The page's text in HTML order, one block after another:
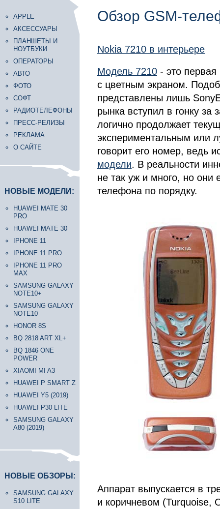
APPLE
АКСЕССУАРЫ
ПЛАНШЕТЫ И
НОУТБУКИ
ОПЕРАТОРЫ
АВТО
ФОТО
СОФТ
РАДИОТЕЛЕФОНЫ
ПРЕСС-РЕЛИЗЫ
РЕКЛАМА
О САЙТЕ
НОВЫЕ МОДЕЛИ:
HUAWEI MATE 30
PRO
HUAWEI MATE 30
IPHONE 11
IPHONE 11 PRO
IPHONE 11 PRO
MAX
SAMSUNG GALAXY
NOTE10+
SAMSUNG GALAXY
NOTE10
HONOR 8S
BQ 2818 ART XL+
BQ 1846 ONE
POWER
XIAOMI MI A3
HUAWEI P SMART Z
HUAWEI Y5 (2019)
HUAWEI P30 LITE
SAMSUNG GALAXY
A80 (2019)
НОВЫЕ ОБЗОРЫ:
SAMSUNG GALAXY
S10 LITE
Обзор GSM-
Nokia 7210 в интерьере
Модель 7210 - это
с цветным экраном.
представлены лишь
рынка вступил в гонку за
логично продолжает
экспериментальным или
говорит его номер, ведь
модели. В реальности
не так уж и много, но они
телефона по порядку.
Аппарат выпускается в
и коричневом (Turquoise,